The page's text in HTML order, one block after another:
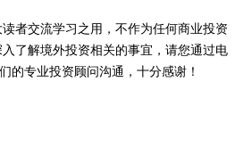
者交流学习之用，不作为任何商业投资
了解境外投资相关的事宜，请您通过电
的专业投资顾问沟通，十分感谢！